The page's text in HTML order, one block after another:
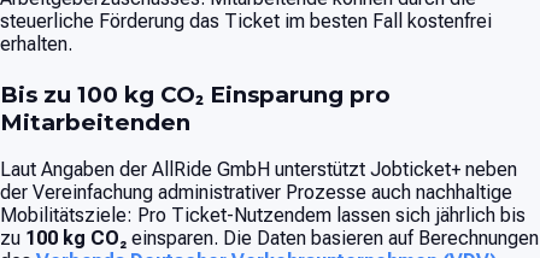
steuerliche Förderung das Ticket im besten Fall kostenfrei
erhalten.
Bis zu 100 kg CO₂ Einsparung pro
Mitarbeitenden
Laut Angaben der AllRide GmbH unterstützt Jobticket+ neben
der Vereinfachung administrativer Prozesse auch nachhaltige
Mobilitätsziele: Pro Ticket-Nutzendem lassen sich jährlich bis
zu 100 kg CO₂ einsparen. Die Daten basieren auf Berechnungen